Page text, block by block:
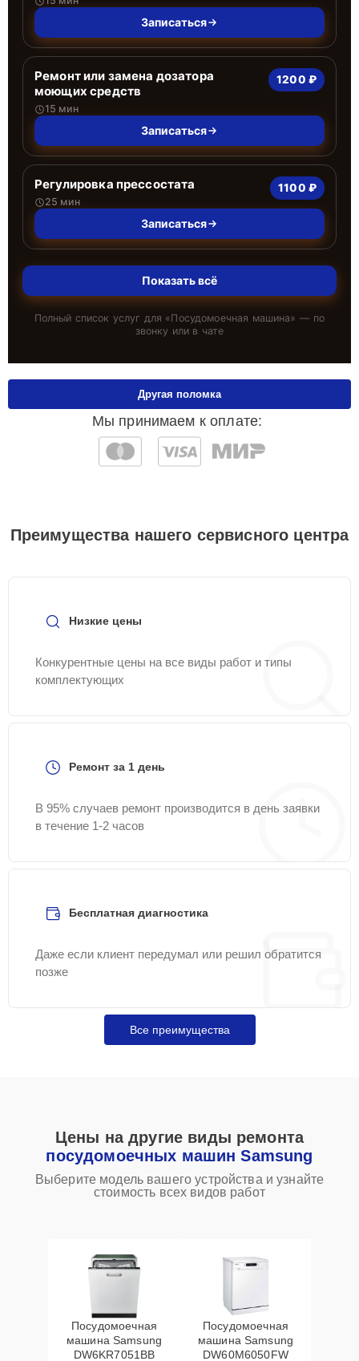
Записаться
Ремонт или замена дозатора
моющих средств
15 мин
1200 ₽
Записаться
Регулировка прессостата
25 мин
1100 ₽
Записаться
Показать всё
Полный список услуг для «Посудомоечная машина» — по
звонку или в чате
Мы принимаем к оплате:
Другая поломка
Преимущества нашего сервисного центра
Низкие цены
Конкурентные цены на все виды работ и типы
комплектующих
Ремонт за 1 день
В 95% случаев ремонт производится в день заявки
в течение 1-2 часов
Бесплатная диагностика
Даже если клиент передумал или решил обратится
позже
Все преимущества
Цены на другие виды ремонта
посудомоечных машин Samsung
Выберите модель вашего устройства и узнайте
стоимость всех видов работ
Посудомоечная
машина Samsung
DW6KR7051BB
Посудомоечная
машина Samsung
DW60M6050FW